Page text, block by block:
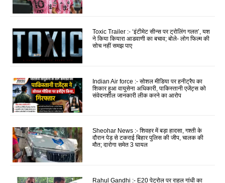
Toxic Trailer :- ‘इंटीमेट सीन्स पर ट्रोलिंग गलत’, यश
ने किया कियारा आडवाणी का बचाव; बोले- लोग फिल्म की
सोच नहीं समझ पाए
Indian Air force :- सोशल मीडिया पर हनीट्रैप का
शिकार हुआ वायुसेना अधिकारी, पाकिस्तानी एजेंट्स को
संवेदनशील जानकारी लीक करने का आरोप
Sheohar News :- शिवहर में बड़ा हादसा, गश्ती के
दौरान पेड़ से टकराई बिहार पुलिस की जीप, चालक की
मौत; दारोगा समेत 3 घायल
Rahul Gandhi :- E20 पेट्रोल पर राहुल गांधी का